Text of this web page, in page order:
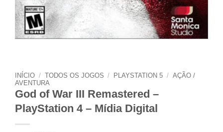
INÍCIO / TODOS OS JOGOS / PLAYSTATION 5 / AÇÃO /
AVENTURA
God of War III Remastered –
PlayStation 4 – Mídia Digital